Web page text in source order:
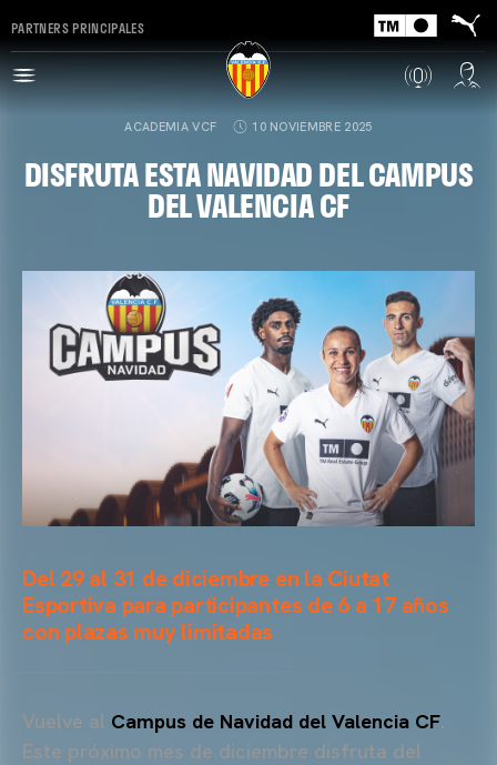
PARTNERS PRINCIPALES
ACADEMIA VCF 10 NOVIEMBRE 2025
DISFRUTA ESTA NAVIDAD DEL CAMPUS
DEL VALENCIA CF
Del 29 al 31 de diciembre en la Ciutat
Esportiva para participantes de 6 a 17 años
con plazas muy limitadas
Vuelve al Campus de Navidad del Valencia CF.
Este próximo mes de diciembre disfruta del